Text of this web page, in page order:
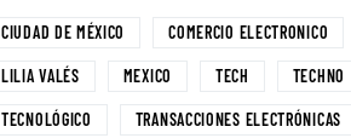
CIUDAD DE MÉXICO COMERCIO ELECTRONICO
LILIA VALÉS MEXICO TECH TECHNO
TECNOLÓGICO TRANSACCIONES ELECTRÓNICAS